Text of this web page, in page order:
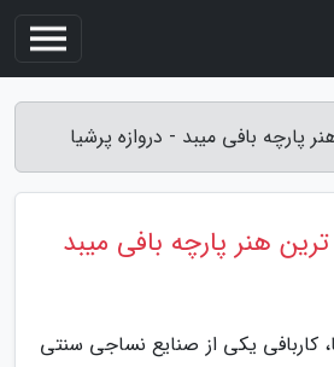
پارچه بافی میبد - دروازه پرشیا
هنر پارچه بافی میبد
کاربافی یکی از صنایع نساجی سنتی